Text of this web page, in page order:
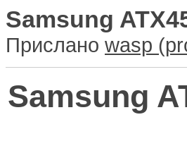
Samsung
Прислано wasp
Samsung